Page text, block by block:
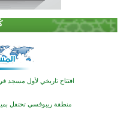
تيسليتش تختتم برنامجا
اختتام منافسات قرآنية متميزة
افتتاح تاريخي لأول مسجد
منطقة ريبوفسي تحتفل